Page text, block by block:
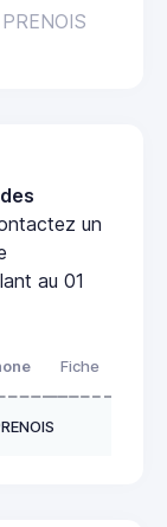
un
au 01
Fiche